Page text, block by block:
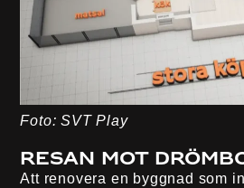
Foto: SVT Play
Resan mot
Att renovera en byggnad som